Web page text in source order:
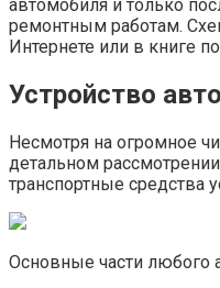
автомобиля и только
ремонтным работам.
Интернете или в книге
Устройство
Несмотря на огромное
детальном
транспортные средства
Основные части любого